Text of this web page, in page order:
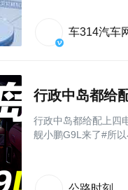
车314汽车
行政中岛都给配上四
舰小鹏G9L来了#所